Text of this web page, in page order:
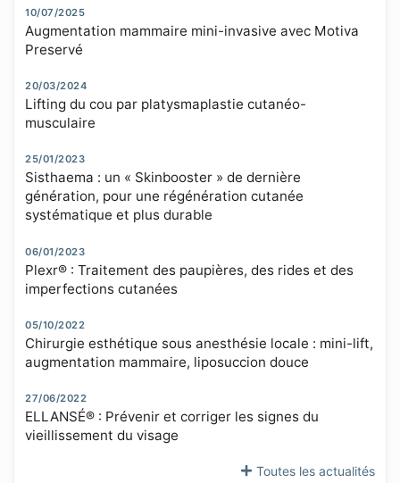
10/07/2025
Augmentation mammaire mini-invasive avec Motiva
Preservé
20/03/2024
Lifting du cou par platysmaplastie cutanéo-
musculaire
25/01/2023
Sisthaema : un « Skinbooster » de dernière
génération, pour une régénération cutanée
systématique et plus durable
06/01/2023
Plexr® : Traitement des paupières, des rides et des
imperfections cutanées
05/10/2022
Chirurgie esthétique sous anesthésie locale : mini-lift,
augmentation mammaire, liposuccion douce
27/06/2022
ELLANSÉ® : Prévenir et corriger les signes du
vieillissement du visage
Toutes les actualités